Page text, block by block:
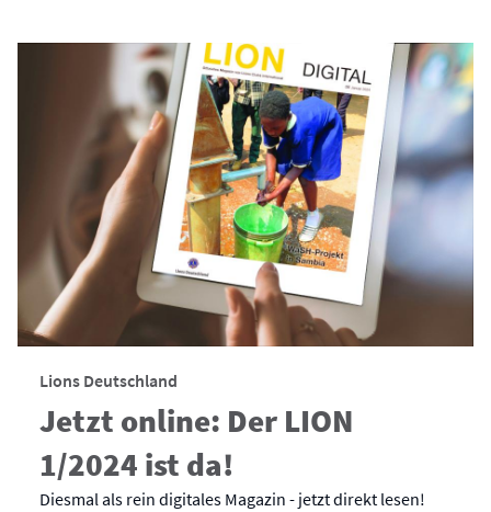
Lions Deutschland
Jetzt online: Der LION
1/2024 ist da!
Diesmal als rein digitales Magazin - jetzt direkt lesen!